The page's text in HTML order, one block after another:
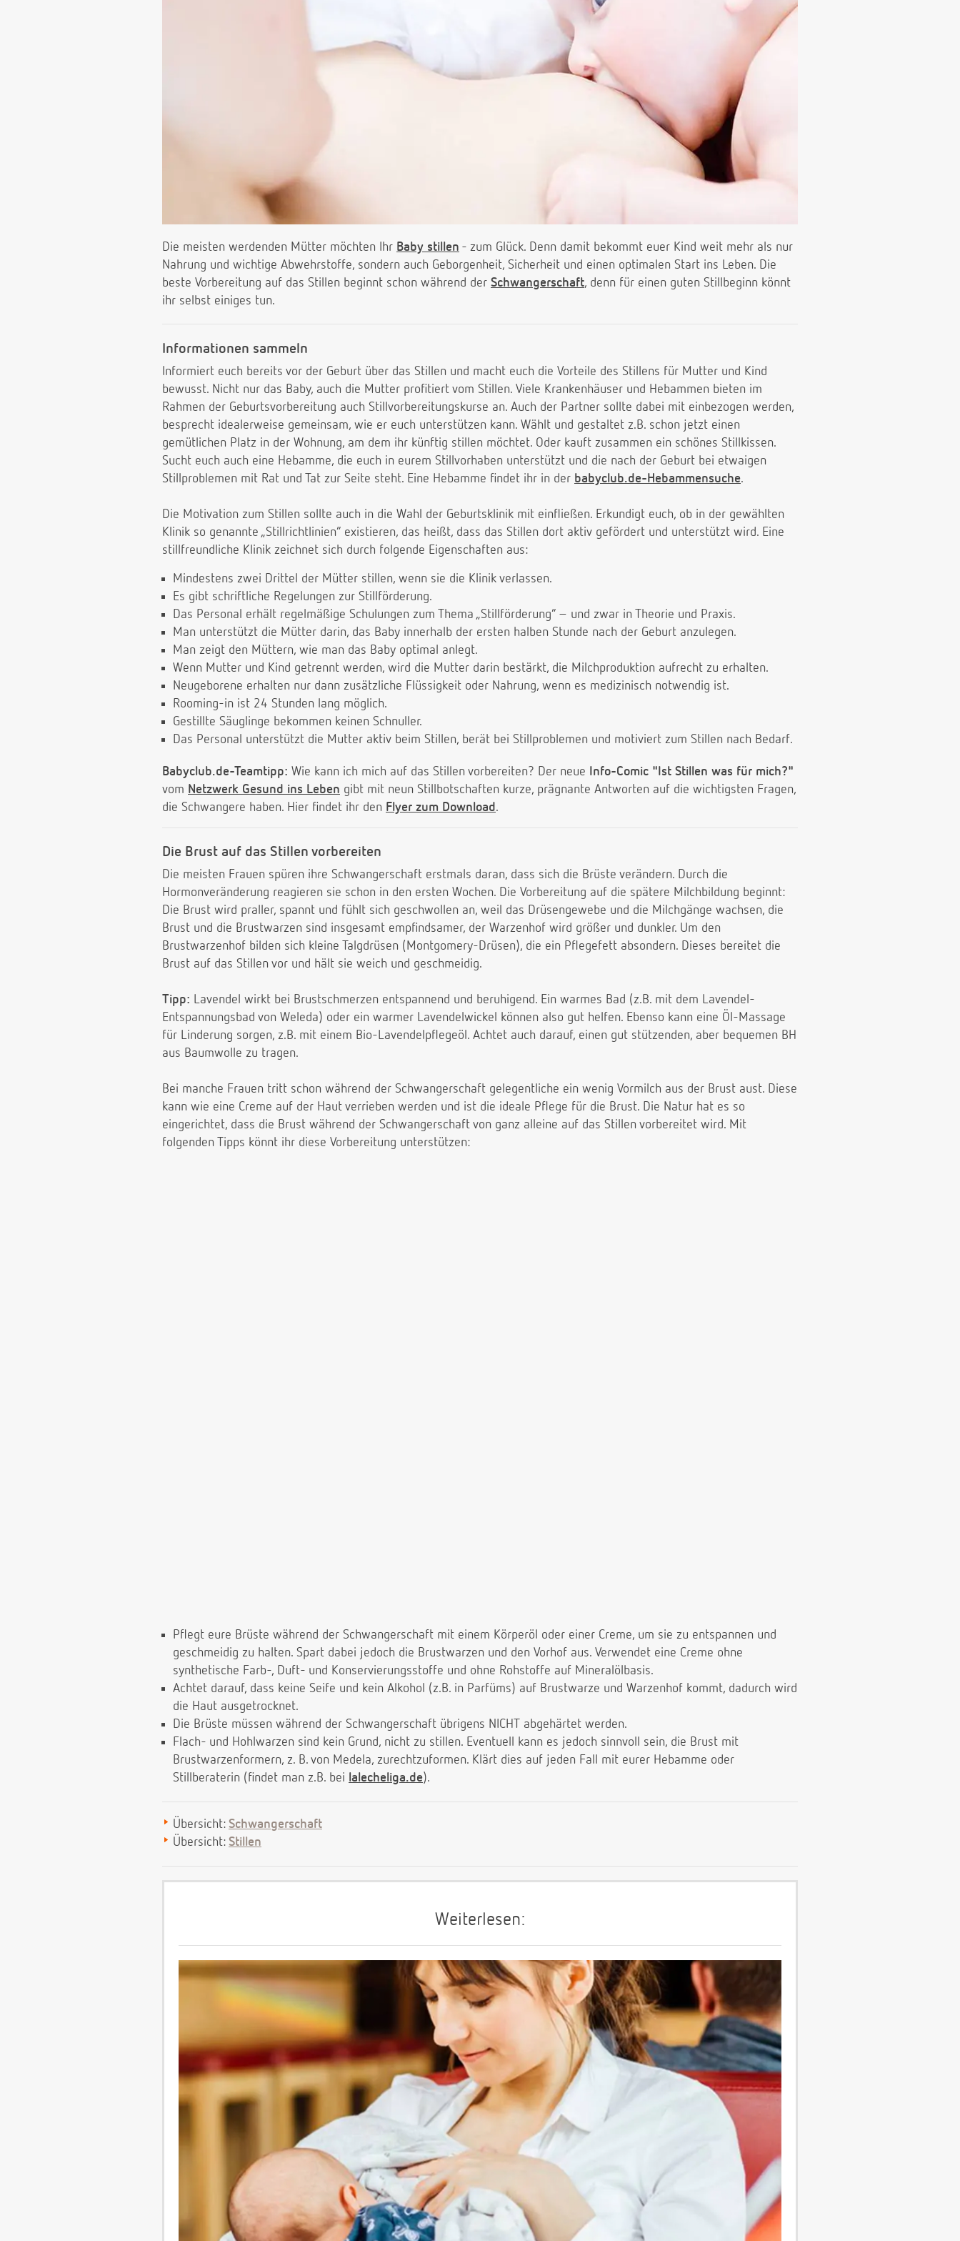
Die meisten werdenden Mütter möchten Ihr Baby stillen - zum Glück. Denn damit bekommt euer Kind weit mehr als nur
Nahrung und wichtige Abwehrstoffe, sondern auch Geborgenheit, Sicherheit und einen optimalen Start ins Leben. Die
beste Vorbereitung auf das Stillen beginnt schon während der Schwangerschaft, denn für einen guten Stillbeginn könnt
ihr selbst einiges tun.
Informationen sammeln
Informiert euch bereits vor der Geburt über das Stillen und macht euch die Vorteile des Stillens für Mutter und Kind
bewusst. Nicht nur das Baby, auch die Mutter profitiert vom Stillen. Viele Krankenhäuser und Hebammen bieten im
Rahmen der Geburtsvorbereitung auch Stillvorbereitungskurse an. Auch der Partner sollte dabei mit einbezogen werden,
besprecht idealerweise gemeinsam, wie er euch unterstützen kann. Wählt und gestaltet z.B. schon jetzt einen
gemütlichen Platz in der Wohnung, am dem ihr künftig stillen möchtet. Oder kauft zusammen ein schönes Stillkissen.
Sucht euch auch eine Hebamme, die euch in eurem Stillvorhaben unterstützt und die nach der Geburt bei etwaigen
Stillproblemen mit Rat und Tat zur Seite steht. Eine Hebamme findet ihr in der babyclub.de-Hebammensuche.
Die Motivation zum Stillen sollte auch in die Wahl der Geburtsklinik mit einfließen. Erkundigt euch, ob in der gewählten
Klinik so genannte „Stillrichtlinien“ existieren, das heißt, dass das Stillen dort aktiv gefördert und unterstützt wird. Eine
stillfreundliche Klinik zeichnet sich durch folgende Eigenschaften aus:
Mindestens zwei Drittel der Mütter stillen, wenn sie die Klinik verlassen.
Es gibt schriftliche Regelungen zur Stillförderung.
Das Personal erhält regelmäßige Schulungen zum Thema „Stillförderung“ – und zwar in Theorie und Praxis.
Man unterstützt die Mütter darin, das Baby innerhalb der ersten halben Stunde nach der Geburt anzulegen.
Man zeigt den Müttern, wie man das Baby optimal anlegt.
Wenn Mutter und Kind getrennt werden, wird die Mutter darin bestärkt, die Milchproduktion aufrecht zu erhalten.
Neugeborene erhalten nur dann zusätzliche Flüssigkeit oder Nahrung, wenn es medizinisch notwendig ist.
Rooming-in ist 24 Stunden lang möglich.
Gestillte Säuglinge bekommen keinen Schnuller.
Das Personal unterstützt die Mutter aktiv beim Stillen, berät bei Stillproblemen und motiviert zum Stillen nach Bedarf.
Babyclub.de-Teamtipp: Wie kann ich mich auf das Stillen vorbereiten? Der neue Info-Comic "Ist Stillen was für mich?"
vom Netzwerk Gesund ins Leben gibt mit neun Stillbotschaften kurze, prägnante Antworten auf die wichtigsten Fragen,
die Schwangere haben. Hier findet ihr den Flyer zum Download.
Die Brust auf das Stillen vorbereiten
Die meisten Frauen spüren ihre Schwangerschaft erstmals daran, dass sich die Brüste verändern. Durch die
Hormonveränderung reagieren sie schon in den ersten Wochen. Die Vorbereitung auf die spätere Milchbildung beginnt:
Die Brust wird praller, spannt und fühlt sich geschwollen an, weil das Drüsengewebe und die Milchgänge wachsen, die
Brust und die Brustwarzen sind insgesamt empfindsamer, der Warzenhof wird größer und dunkler. Um den
Brustwarzenhof bilden sich kleine Talgdrüsen (Montgomery-Drüsen), die ein Pflegefett absondern. Dieses bereitet die
Brust auf das Stillen vor und hält sie weich und geschmeidig.
Tipp: Lavendel wirkt bei Brustschmerzen entspannend und beruhigend. Ein warmes Bad (z.B. mit dem Lavendel-
Entspannungsbad von Weleda) oder ein warmer Lavendelwickel können also gut helfen. Ebenso kann eine Öl-Massage
für Linderung sorgen, z.B. mit einem Bio-Lavendelpflegeöl. Achtet auch darauf, einen gut stützenden, aber bequemen BH
aus Baumwolle zu tragen.
Bei manche Frauen tritt schon während der Schwangerschaft gelegentliche ein wenig Vormilch aus der Brust aust. Diese
kann wie eine Creme auf der Haut verrieben werden und ist die ideale Pflege für die Brust. Die Natur hat es so
eingerichtet, dass die Brust während der Schwangerschaft von ganz alleine auf das Stillen vorbereitet wird. Mit
folgenden Tipps könnt ihr diese Vorbereitung unterstützen:
Pflegt eure Brüste während der Schwangerschaft mit einem Körperöl oder einer Creme, um sie zu entspannen und
geschmeidig zu halten. Spart dabei jedoch die Brustwarzen und den Vorhof aus. Verwendet eine Creme ohne
synthetische Farb-, Duft- und Konservierungsstoffe und ohne Rohstoffe auf Mineralölbasis.
Achtet darauf, dass keine Seife und kein Alkohol (z.B. in Parfüms) auf Brustwarze und Warzenhof kommt, dadurch wird
die Haut ausgetrocknet.
Die Brüste müssen während der Schwangerschaft übrigens NICHT abgehärtet werden.
Flach- und Hohlwarzen sind kein Grund, nicht zu stillen. Eventuell kann es jedoch sinnvoll sein, die Brust mit
Brustwarzenformern, z. B. von Medela, zurechtzuformen. Klärt dies auf jeden Fall mit eurer Hebamme oder
Stillberaterin (findet man z.B. bei lalecheliga.de).
Übersicht: Schwangerschaft
Übersicht: Stillen
Weiterlesen: